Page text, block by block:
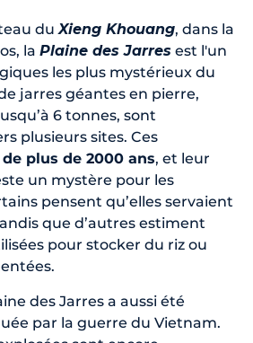
duXieng Khouang, dans la
la Plaine des Jarres est l'un
les plus mystérieux du
jarres géantes en pierre,
6 tonnes, sont
plusieurs sites. Ces
de plus de 2000 ans, et leur
un mystère pour les
pensent qu’elles servaient
que d’autres estiment
pour stocker du riz ou
des Jarres a aussi été
par la guerre du Vietnam.